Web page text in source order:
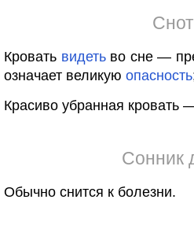
Кровать видетьво сне —
означает великую опасность
Красиво убранная кровать
Сонник
Обычно снится к болезни.